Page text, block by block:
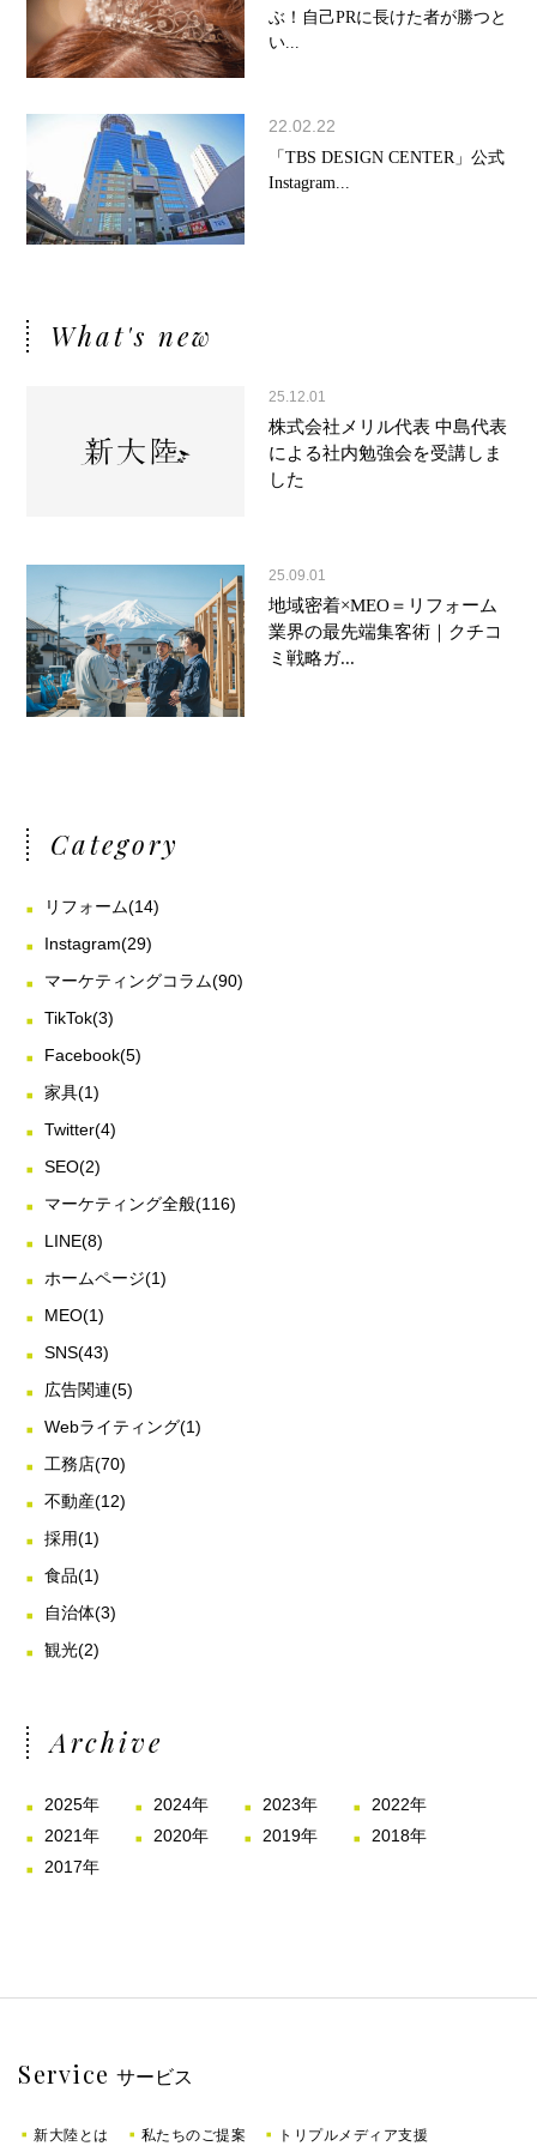
ぶ！自己PRに長けた者が勝つと
い...
22.02.22
「TBS DESIGN CENTER」公式
Instagram...
What's new
25.12.01
株式会社メリル代表 中島代表
による社内勉強会を受講しま
した
25.09.01
地域密着×MEO＝リフォーム
業界の最先端集客術｜クチコ
ミ戦略ガ...
Category
リフォーム(14)
Instagram(29)
マーケティングコラム(90)
TikTok(3)
Facebook(5)
家具(1)
Twitter(4)
SEO(2)
マーケティング全般(116)
LINE(8)
ホームページ(1)
MEO(1)
SNS(43)
広告関連(5)
Webライティング(1)
工務店(70)
不動産(12)
採用(1)
食品(1)
自治体(3)
観光(2)
Archive
2025年 2024年 2023年
2022年
2021年
2020年 2019年
2018年
2017年
Service サービス
新大陸とは 私たちのご提案 トリプルメディア支援